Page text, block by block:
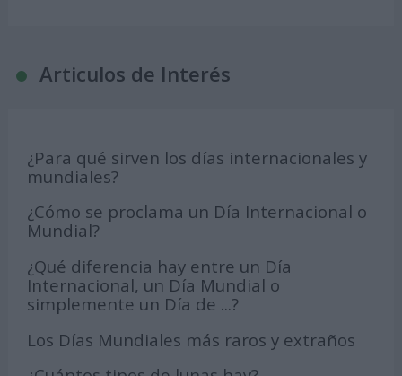
Articulos de Interés
¿Para qué sirven los días internacionales y
mundiales?
¿Cómo se proclama un Día Internacional o
Mundial?
¿Qué diferencia hay entre un Día
Internacional, un Día Mundial o
simplemente un Día de ...?
Los Días Mundiales más raros y extraños